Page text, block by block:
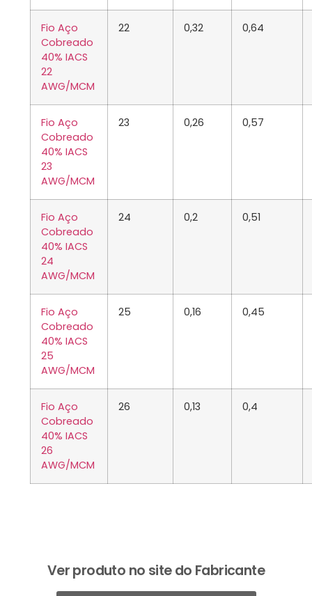
Fio Aço
Cobreado
40% IACS
22
AWG/MCM
22 0,32 0,64
Fio Aço
Cobreado
40% IACS
23
AWG/MCM
23 0,26 0,57
Fio Aço
Cobreado
40% IACS
24
AWG/MCM
24 0,2 0,51
Fio Aço
Cobreado
40% IACS
25
AWG/MCM
25 0,16 0,45
Fio Aço
Cobreado
40% IACS
26
AWG/MCM
26 0,13 0,4
Ver produto no site do Fabricante